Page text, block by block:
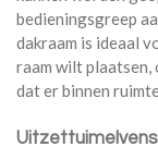
bedieningsgreep
dakraam is ideaal
raam wilt plaatsen,
dat er binnen